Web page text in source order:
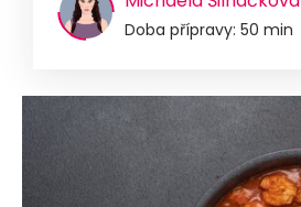
Doba přípravy: 50 min